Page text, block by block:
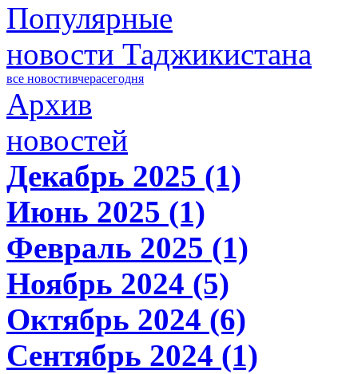
Популярные
новости Таджикистана
все новостивчерасегодня
Архив
новостей
Декабрь 2025 (1)
Июнь 2025 (1)
Февраль 2025 (1)
Ноябрь 2024 (5)
Октябрь 2024 (6)
Сентябрь 2024 (1)